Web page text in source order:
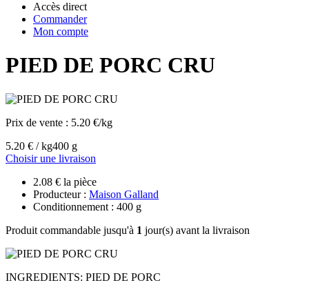
Accès direct
Commander
Mon compte
PIED DE PORC CRU
Prix de vente : 5.20 €/kg
5.20 € / kg400 g
Choisir une livraison
2.08 € la pièce
Producteur : Maison Galland
Conditionnement : 400 g
Produit commandable jusqu'à 1 jour(s) avant la livraison
INGREDIENTS: PIED DE PORC